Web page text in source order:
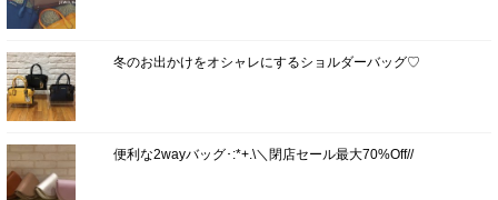
冬のお出かけをオシャレにするショルダーバッグ♡
便利な2wayバッグ･:*+.\＼閉店セール最大70%Off//